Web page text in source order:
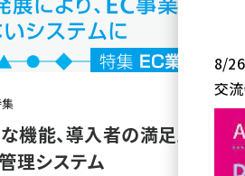
機能、導入者の満足度は
理システム
8/26
交